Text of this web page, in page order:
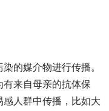
的媒介物进行传播。
来自母亲的抗体保
人群中传播，比如大